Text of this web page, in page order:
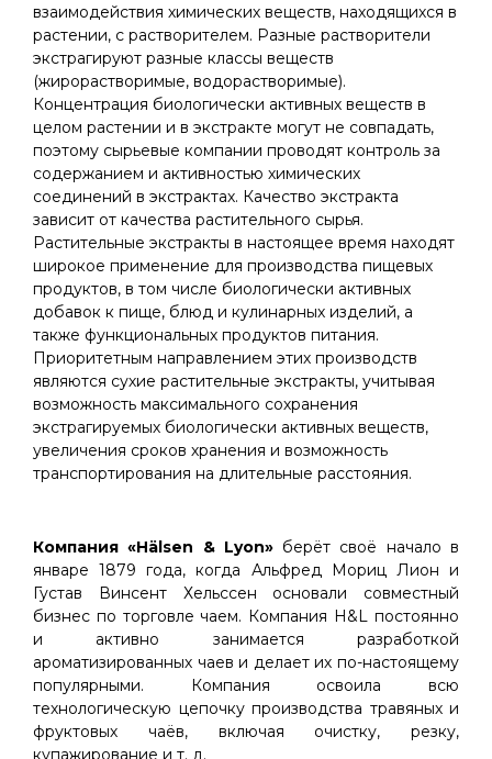
взаимодействия химических веществ, находящихся в
растении, с растворителем. Разные растворители
экстрагируют разные классы веществ
(жирорастворимые, водорастворимые).
Концентрация биологически активных веществ в
целом растении и в экстракте могут не совпадать,
поэтому сырьевые компании проводят контроль за
содержанием и активностью химических
соединений в экстрактах. Качество экстракта
зависит от качества растительного сырья.
Растительные экстракты в настоящее время находят
широкое применение для производства пищевых
продуктов, в том числе биологически активных
добавок к пище, блюд и кулинарных изделий, а
также функциональных продуктов питания.
Приоритетным направлением этих производств
являются сухие растительные экстракты, учитывая
возможность максимального сохранения
экстрагируемых биологически активных веществ,
увеличения сроков хранения и возможность
транспортирования на длительные расстояния.
Компания «Hälsen & Lyon»берёт своё начало в
январе 1879 года, когда Альфред Мориц Лион и
Густав Винсент Хельссен основали совместный
бизнес по торговле чаем. Компания H&L постоянно
и активно занимается разработкой
ароматизированных чаев и делает их по-настоящему
популярными. Компания освоила всю
технологическую цепочку производства травяных и
фруктовых чаёв, включая очистку, резку,
купажирование и т. д.